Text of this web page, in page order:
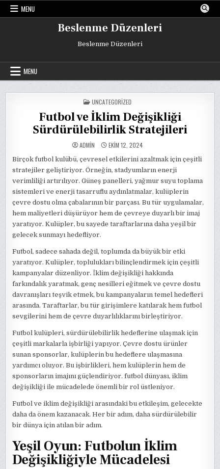
Skip
MENU
Beslenme Düzenleri
Beslenme Düzenleri
MENU
POSTED
IN
UNCATEGORIZED
Futbol ve İklim Değişikliği
Sürdürülebilirlik Stratejileri
ADMIN EKIM 12, 2024
Birçok futbol kulübü, çevresel etkilerini azaltmak için çeşitli
stratejiler geliştiriyor. Örneğin, stadyumların enerji
verimliliği artırılıyor. Güneş panelleri, yağmur suyu toplama
sistemleri ve enerji tasarruflu aydınlatmalar, kulüplerin
çevre dostu olma çabalarının bir parçası. Bu tür uygulamalar,
hem maliyetleri düşürüyor hem de çevreye duyarlı bir imaj
yaratıyor. Kulüpler, bu sayede taraftarlarına daha yeşil bir
gelecek sunmayı hedefliyor.
Futbol, sadece sahada değil, toplumda da büyük bir etki
yaratıyor. Kulüpler, toplulukları bilinçlendirmek için çeşitli
kampanyalar düzenliyor. İklim değişikliği hakkında
farkındalık yaratmak, genç nesilleri eğitmek ve çevre dostu
davranışları teşvik etmek, bu kampanyaların temel hedefleri
arasında. Taraftarlar, bu tür girişimlere katılarak hem futbol
sevgilerini hem de çevre duyarlılıklarını birleştiriyor.
Futbol kulüpleri, sürdürülebilirlik hedeflerine ulaşmak için
çeşitli markalarla işbirliği yapıyor. Çevre dostu ürünler
sunan sponsorlar, kulüplerin bu hedeflere ulaşmasına
yardımcı oluyor. Bu işbirlikleri, hem kulüplerin hem de
sponsorların imajını güçlendiriyor. futbol dünyası, iklim
değişikliği ile mücadelede önemli bir rol üstleniyor.
Futbol ve iklim değişikliği arasındaki bu etkileşim, gelecekte
daha da önem kazanacak. Her bir adım, daha sürdürülebilir
bir dünya için atılan bir adım.
Yeşil Oyun: Futbolun İklim
Değişikliğiyle Mücadelesi